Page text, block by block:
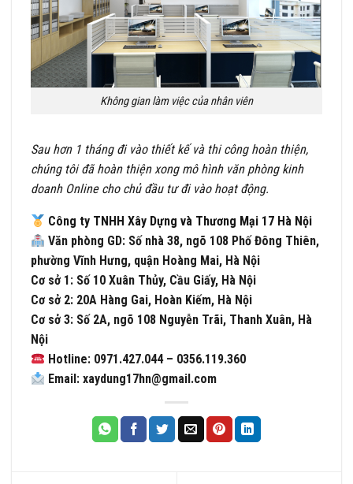
Không gian làm việc của nhân viên
Sau hơn 1 tháng đi vào thiết kế và thi công hoàn thiện,
chúng tôi đã hoàn thiện xong mô hình văn phòng kinh
doanh Online cho chủ đầu tư đi vào hoạt động.
Công ty TNHH Xây Dựng và Thương Mại 17 Hà Nội
Văn phòng GD: Số nhà 38, ngõ 108 Phố Đông Thiên,
phường Vĩnh Hưng, quận Hoàng Mai, Hà Nội
Cơ sở 1: Số 10 Xuân Thủy, Cầu Giấy, Hà Nội
Cơ sở 2: 20A Hàng Gai, Hoàn Kiếm, Hà Nội
Cơ sở 3: Số 2A, ngõ 108 Nguyễn Trãi, Thanh Xuân, Hà
Nội
Hotline: 0971.427.044 – 0356.119.360
Email: xaydung17hn@gmail.com